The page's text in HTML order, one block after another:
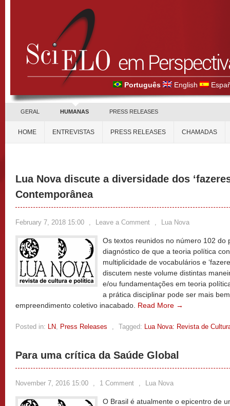
Português English
GERAL HUMANAS PRESS RELEASES
HOME ENTREVISTAS PRESS RELEASES CHAMADAS
Lua Nova discute a diversidade dos
Contemporânea
February 7, 2018 15:00 , Leave a Comment , Lua Nova
Os textos reunidos no número 102 do
diagnóstico de que a teoria política
multiplicidade de vocabulários e
discutem neste volume distintas
e/ou fundamentações em teoria
a prática disciplinar pode ser mais
empreendimento coletivo inacabado. Read More →
Posted in: LN, Press Releases , Tagged: Lua Nova: Revista de
Para uma crítica da Saúde Global
November 7, 2016 15:00 , 1 Comment , Lua Nova
O Brasil é atualmente o epicentro de